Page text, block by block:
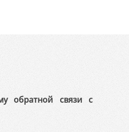
обратной связи с